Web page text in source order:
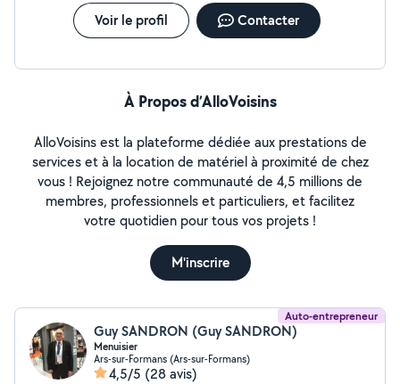
Voir le profil Contacter
À Propos d’AlloVoisins
AlloVoisins est la plateforme dédiée aux prestations de
services et à la location de matériel à proximité de chez
vous ! Rejoignez notre communauté de 4,5 millions de
membres, professionnels et particuliers, et facilitez
votre quotidien pour tous vos projets !
M'inscrire
Auto-entrepreneur
Guy SANDRON (Guy SANDRON)
Menuisier
Ars-sur-Formans (Ars-sur-Formans)
4,5/5 (28 avis)